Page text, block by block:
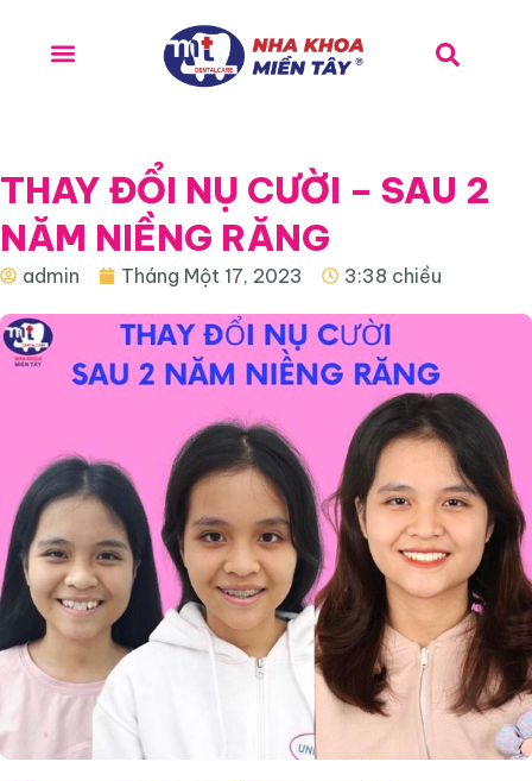
THAY ĐỔI NỤ CƯỜI – SAU 2
NĂM NIỀNG RĂNG
admin Tháng Một 17, 2023 3:38 chiều